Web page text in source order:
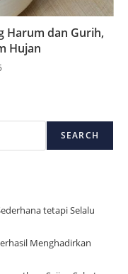
Harum dan Gurih,
Hujan
SEARCH
tetapi Selalu
Menghadirkan